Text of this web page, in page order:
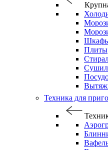
Плиты
Техника для